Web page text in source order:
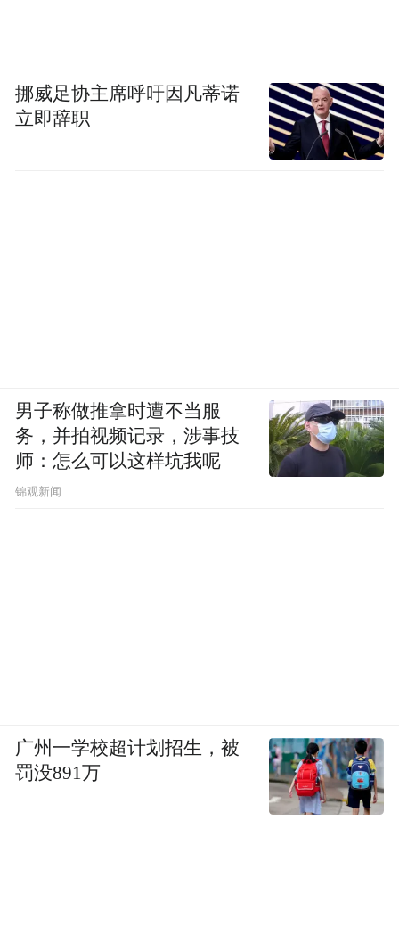
挪威足协主席呼吁因凡蒂诺
立即辞职
男子称做推拿时遭不当服
务，并拍视频记录，涉事技
师：怎么可以这样坑我呢
锦观新闻
广州一学校超计划招生，被
罚没891万